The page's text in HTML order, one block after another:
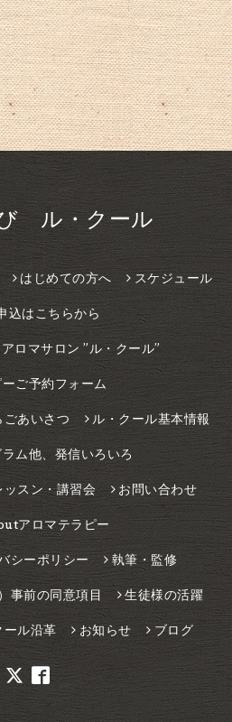
ル・クール
はじめての方へ スケジュール
込はこちらから
ロマサロン ”ル・クール”
ご予約フォーム
ごあいさつ ル・クール基本情報
ム他、発信いろいろ
ッスン・講習会 お問い合わせ
アロマテラピー
シーポリシー 執筆・監修
事前の同意項目 生徒様の活躍
ール沿革 お知らせ ブログ